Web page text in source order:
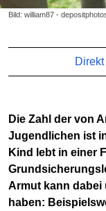
Bild: william87 -
Die Zahl der von
Jugendlichen ist
Kind lebt in einer
Armut kann dabei
haben: